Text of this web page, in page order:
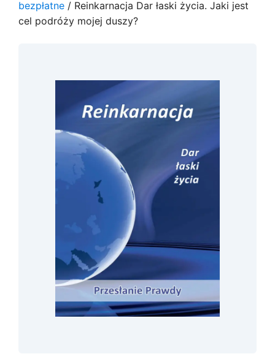
bezpłatne / Reinkarnacja Dar łaski życia. Jaki jest
cel podróży mojej duszy?